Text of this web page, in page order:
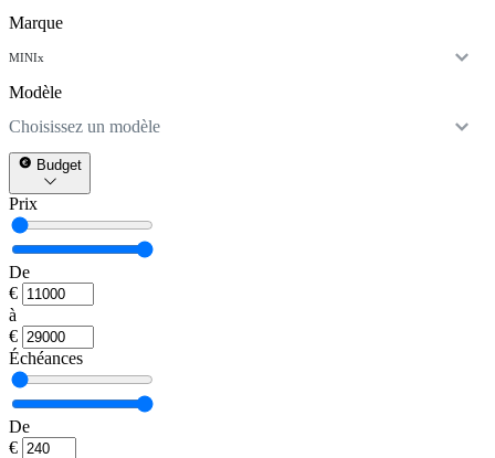
Marque
MINIx
Modèle
Choisissez un modèle
Budget
Prix
De
€
à
€
Échéances
De
€